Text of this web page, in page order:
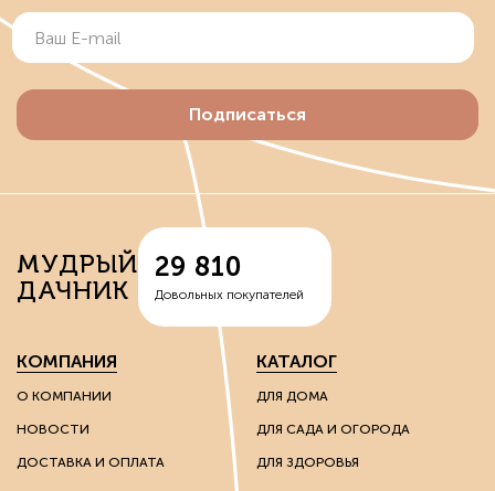
Подписаться
МУДРЫЙ
ДАЧНИК
29 810
Довольных покупателей
КОМПАНИЯ
О КОМПАНИИ
НОВОСТИ
ДОСТАВКА И ОПЛАТА
КАТАЛОГ
ДЛЯ ДОМА
ДЛЯ САДА И ОГОРОДА
ДЛЯ ЗДОРОВЬЯ